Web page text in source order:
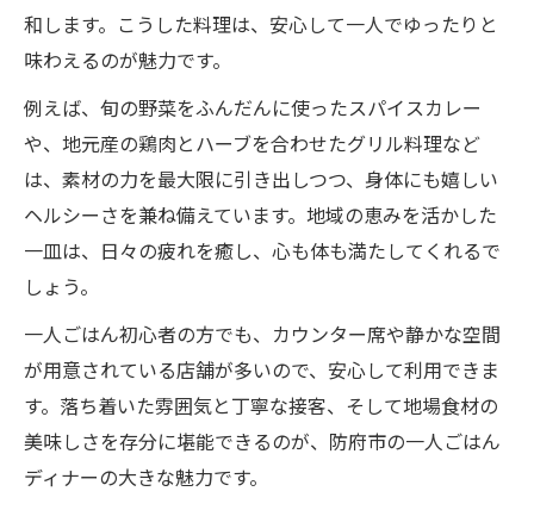
を実現
騒がしすぎない店で安心安全なディナー体
験
アーユルヴェーダを意識した夜ご飯のすす
め
カフェ巡り感覚で楽しむ一人ディナー夜案内
一人ごはんで巡る防府市おしゃれカフェの
スパイス巡りで見つける新たな夜ご飯スポ
ット
カフェ空間で味わうグルテンフリーの一人
ごはん
カウンター席が落ち着くカフェディナーの
和します。こうした料理は、安心して一人でゆったりと
味わえるのが魅力です。
例えば、旬の野菜をふんだんに使ったスパイスカレー
や、地元産の鶏肉とハーブを合わせたグリル料理など
は、素材の力を最大限に引き出しつつ、身体にも嬉しい
ヘルシーさを兼ね備えています。地域の恵みを活かした
一皿は、日々の疲れを癒し、心も体も満たしてくれるで
しょう。
一人ごはん初心者の方でも、カウンター席や静かな空間
が用意されている店舗が多いので、安心して利用できま
す。落ち着いた雰囲気と丁寧な接客、そして地場食材の
美味しさを存分に堪能できるのが、防府市の一人ごはん
ディナーの大きな魅力です。